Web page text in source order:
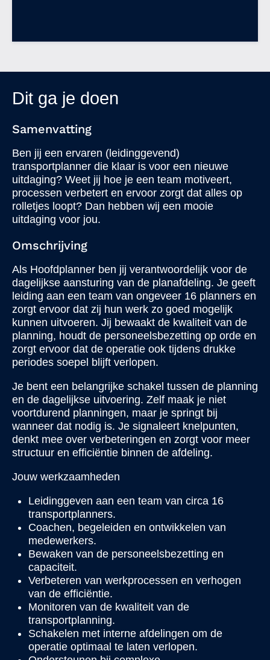
Dit ga je doen
Samenvatting
Ben jij een ervaren (leidinggevend)
transportplanner die klaar is voor een nieuwe
uitdaging? Weet jij hoe je een team motiveert,
processen verbetert en ervoor zorgt dat alles op
rolletjes loopt? Dan hebben wij een mooie
uitdaging voor jou.
Omschrijving
Als Hoofdplanner ben jij verantwoordelijk voor de
dagelijkse aansturing van de planafdeling. Je geeft
leiding aan een team van ongeveer 16 planners en
zorgt ervoor dat zij hun werk zo goed mogelijk
kunnen uitvoeren. Jij bewaakt de kwaliteit van de
planning, houdt de personeelsbezetting op orde en
zorgt ervoor dat de operatie ook tijdens drukke
periodes soepel blijft verlopen.
Je bent een belangrijke schakel tussen de planning
en de dagelijkse uitvoering. Zelf maak je niet
voortdurend planningen, maar je springt bij
wanneer dat nodig is. Je signaleert knelpunten,
denkt mee over verbeteringen en zorgt voor meer
structuur en efficiëntie binnen de afdeling.
Jouw werkzaamheden
Leidinggeven aan een team van circa 16
transportplanners.
Coachen, begeleiden en ontwikkelen van
medewerkers.
Bewaken van de personeelsbezetting en
capaciteit.
Verbeteren van werkprocessen en verhogen
van de efficiëntie.
Monitoren van de kwaliteit van de
transportplanning.
Schakelen met interne afdelingen om de
operatie optimaal te laten verlopen.